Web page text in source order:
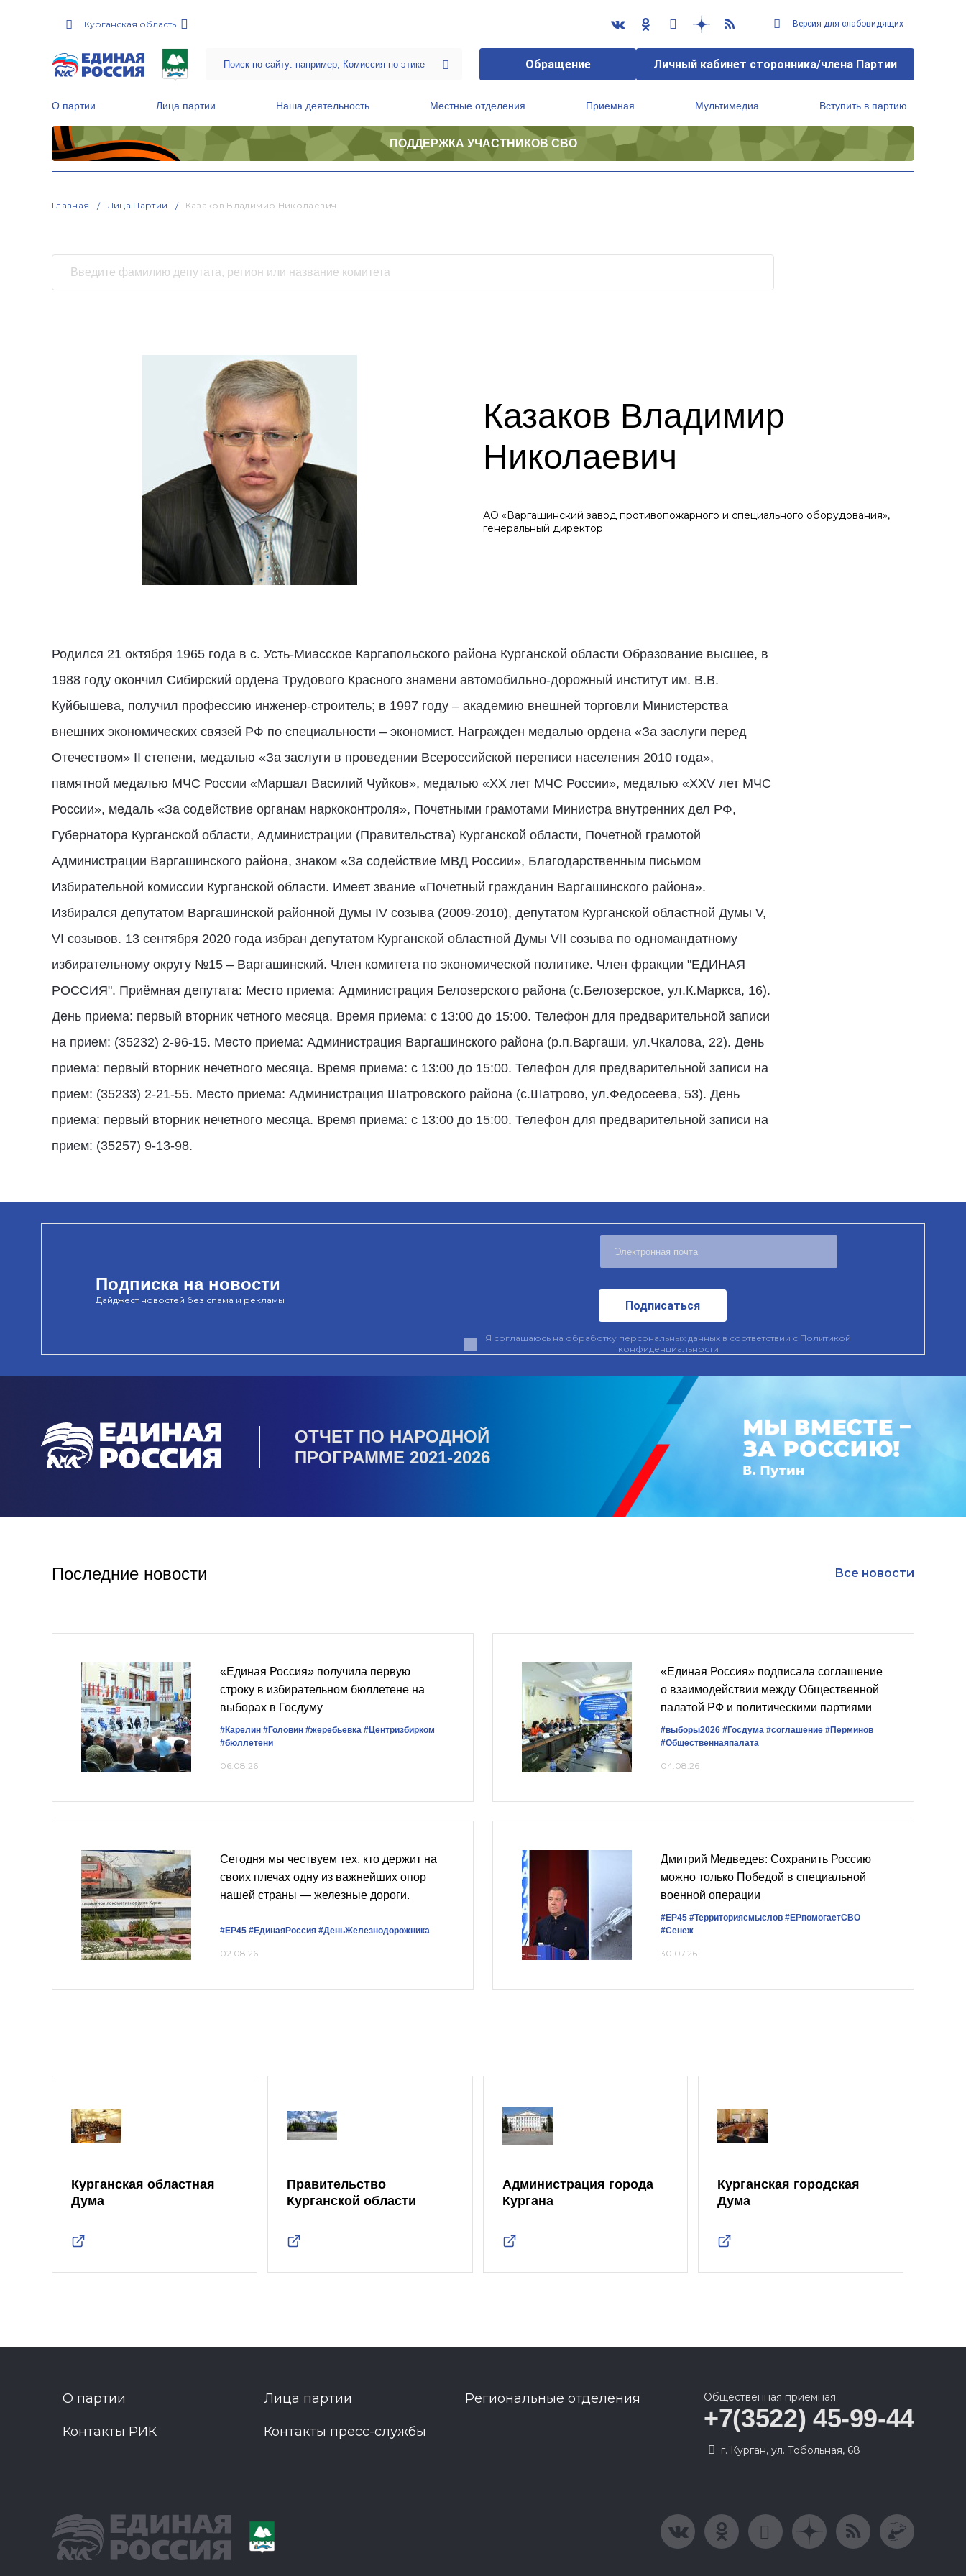
Курганская область Версия для слабовидящих
Обращение Личный кабинет сторонника/члена Партии
О партии Лица партии Наша деятельность Местные отделения Приемная Мультимедиа Вступить в партию
ПОДДЕРЖКА УЧАСТНИКОВ СВО
Главная Лица Партии Казаков Владимир Николаевич
Казаков Владимир
Николаевич
АО «Варгашинский завод противопожарного и специального оборудования»,
генеральный директор
Родился 21 октября 1965 года в с. Усть-Миасское Каргапольского района Курганской области Образование высшее, в
1988 году окончил Сибирский ордена Трудового Красного знамени автомобильно-дорожный институт им. В.В.
Куйбышева, получил профессию инженер-строитель; в 1997 году – академию внешней торговли Министерства
внешних экономических связей РФ по специальности – экономист. Награжден медалью ордена «За заслуги перед
Отечеством» II степени, медалью «За заслуги в проведении Всероссийской переписи населения 2010 года»,
памятной медалью МЧС России «Маршал Василий Чуйков», медалью «XX лет МЧС России», медалью «XXV лет МЧС
России», медаль «За содействие органам наркоконтроля», Почетными грамотами Министра внутренних дел РФ,
Губернатора Курганской области, Администрации (Правительства) Курганской области, Почетной грамотой
Администрации Варгашинского района, знаком «За содействие МВД России», Благодарственным письмом
Избирательной комиссии Курганской области. Имеет звание «Почетный гражданин Варгашинского района».
Избирался депутатом Варгашинской районной Думы IV созыва (2009-2010), депутатом Курганской областной Думы V,
VI созывов. 13 сентября 2020 года избран депутатом Курганской областной Думы VII созыва по одномандатному
избирательному округу №15 – Варгашинский. Член комитета по экономической политике. Член фракции "ЕДИНАЯ
РОССИЯ". Приёмная депутата: Место приема: Администрация Белозерского района (с.Белозерское, ул.К.Маркса, 16).
День приема: первый вторник четного месяца. Время приема: с 13:00 до 15:00. Телефон для предварительной записи
на прием: (35232) 2-96-15. Место приема: Администрация Варгашинского района (р.п.Варгаши, ул.Чкалова, 22). День
приема: первый вторник нечетного месяца. Время приема: с 13:00 до 15:00. Телефон для предварительной записи на
прием: (35233) 2-21-55. Место приема: Администрация Шатровского района (с.Шатрово, ул.Федосеева, 53). День
приема: первый вторник нечетного месяца. Время приема: с 13:00 до 15:00. Телефон для предварительной записи на
прием: (35257) 9-13-98.
Подписка на новости
Дайджест новостей без спама и рекламы Подписаться
Я соглашаюсь на обработку персональных данных в соответствии с Политикой
конфиденциальности
ОТЧЕТ ПО НАРОДНОЙ
ПРОГРАММЕ 2021-2026
Последние новости Все новости
«Единая Россия» получила первую
строку в избирательном бюллетене на
выборах в Госдуму
#Карелин #Головин #жеребьевка #Центризбирком
#бюллетени
06.08.26
«Единая Россия» подписала соглашение
о взаимодействии между Общественной
палатой РФ и политическими партиями
#выборы2026 #Госдума #соглашение #Перминов
#Общественнаяпалата
04.08.26
Сегодня мы чествуем тех, кто держит на
своих плечах одну из важнейших опор
нашей страны — железные дороги.
#ЕР45 #ЕдинаяРоссия #ДеньЖелезнодорожника
02.08.26
Дмитрий Медведев: Сохранить Россию
можно только Победой в специальной
военной операции
#ЕР45 #Территориясмыслов #ЕРпомогаетСВО
#Сенеж
30.07.26
Курганская областная
Дума
Правительство
Курганской области
Администрация города
Кургана
Курганская городская
Дума
О партии Лица партии Региональные отделения
Контакты РИК Контакты пресс-службы
Общественная приемная
+7(3522) 45-99-44
г. Курган, ул. Тобольная, 68